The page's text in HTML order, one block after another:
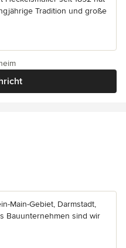
Tradition und große
5 Sternen
Main-Gebiet, Darmstadt,
Bauunternehmen sind wir